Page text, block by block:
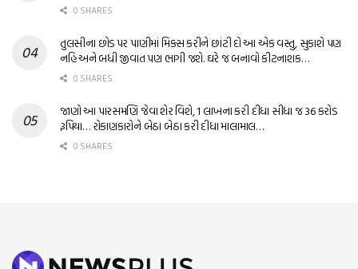
0 SHARES
તુલસીના છોડ પર પાણીમાં મિક્સ કરીને છાંટી દો આ એક વસ્તુ, સુકાશે પણ
નહિ અને બધી જીવાત પણ ભાગી જશે. ઘરે જ બનાવો કીટનાશક…
0 SHARES
જાણો આ પારસમણિ જેવા શેર વિશે, 1 લાખના કરી દીધા સીધા જ 36 કરોડ
રૂપિયા… રોકાણકારોને બેઠા બેઠા કરી દીધા માલામાલ…
0 SHARES